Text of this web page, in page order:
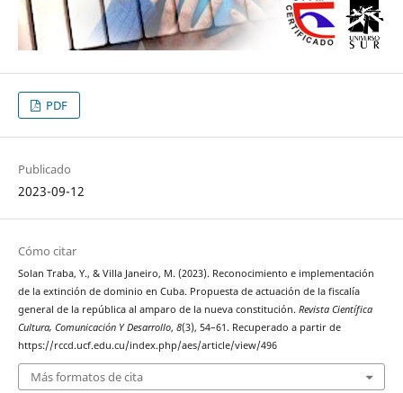
PDF
Publicado
2023-09-12
Cómo citar
Solan Traba, Y., & Villa Janeiro, M. (2023). Reconocimiento e implementación
de la extinción de dominio en Cuba. Propuesta de actuación de la fiscalía
general de la república al amparo de la nueva constitución. Revista Científica
Cultura, Comunicación Y Desarrollo, 8(3), 54–61. Recuperado a partir de
https://rccd.ucf.edu.cu/index.php/aes/article/view/496
Más formatos de cita